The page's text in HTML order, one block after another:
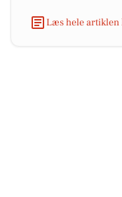
Læs hele artiklen